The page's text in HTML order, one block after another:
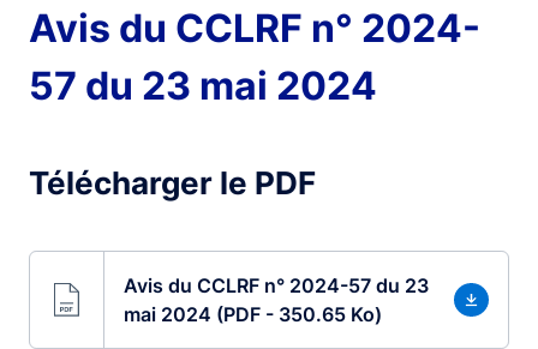
Avis du CCLRF n° 2024-
57 du 23 mai 2024
Télécharger le PDF
Avis du CCLRF n° 2024-57 du 23
mai 2024 (PDF - 350.65 Ko)